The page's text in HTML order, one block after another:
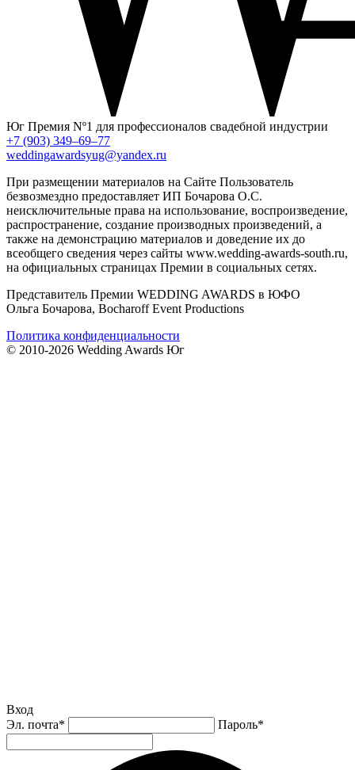
Юг Премия Nº1 для профессионалов свадебной индустрии
+7 (903) 349–69–77
weddingawardsyug@yandex.ru
При размещении материалов на Сайте Пользователь
безвозмездно предоставляет ИП Бочарова О.С.
неисключительные права на использование, воспроизведение,
распространение, создание производных произведений, а
также на демонстрацию материалов и доведение их до
всеобщего сведения через сайты www.wedding-awards-south.ru,
на официальных страницах Премии в социальных сетях.
Представитель Премии WEDDING AWARDS в ЮФО
Ольга Бочарова, Bocharoff Event Productions
Политика конфиденциальности
© 2010-2026 Wedding Awards Юг
Вход
Эл. почта* Пароль*